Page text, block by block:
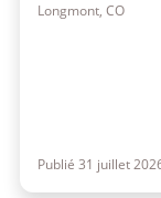
Longmont, CO
Publié 31 juillet